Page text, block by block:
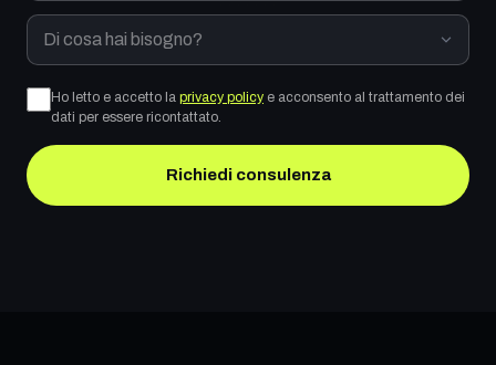
Richiedi consulenza
Ho letto e accetto la privacy policy e acconsento al trattamento dei
dati per essere ricontattato.